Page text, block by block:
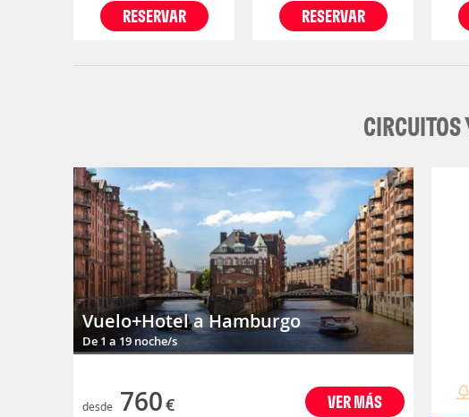
RESERVAR RESERVAR
Vuelo+Hotel a Hamburgo
De 1 a 19 noche/s
VER MÁS
desde 760€